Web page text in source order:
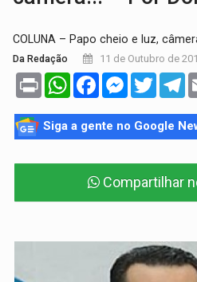
COLUNA – Papo cheio e luz,
Da Redação 11 de Outubro de
Print WhatsAppFacebookMessenger
Twitter
Siga a gente no Google
Compartilhar